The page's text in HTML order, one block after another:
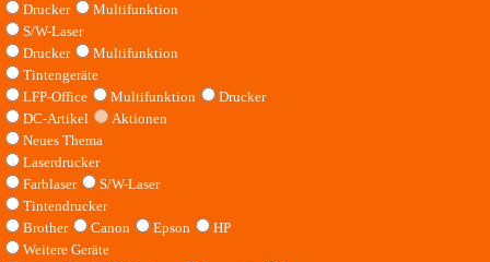
Drucker
Multifunktion
S/W-Laser
Drucker
Multifunktion
Tintengeräte
LFP-Office
Multifunktion
Drucker
DC-Artikel
Aktionen
Neues Thema
Laserdrucker
Farblaser
S/W-Laser
Tintendrucker
Brother
Canon Epson
HP
Weitere Geräte